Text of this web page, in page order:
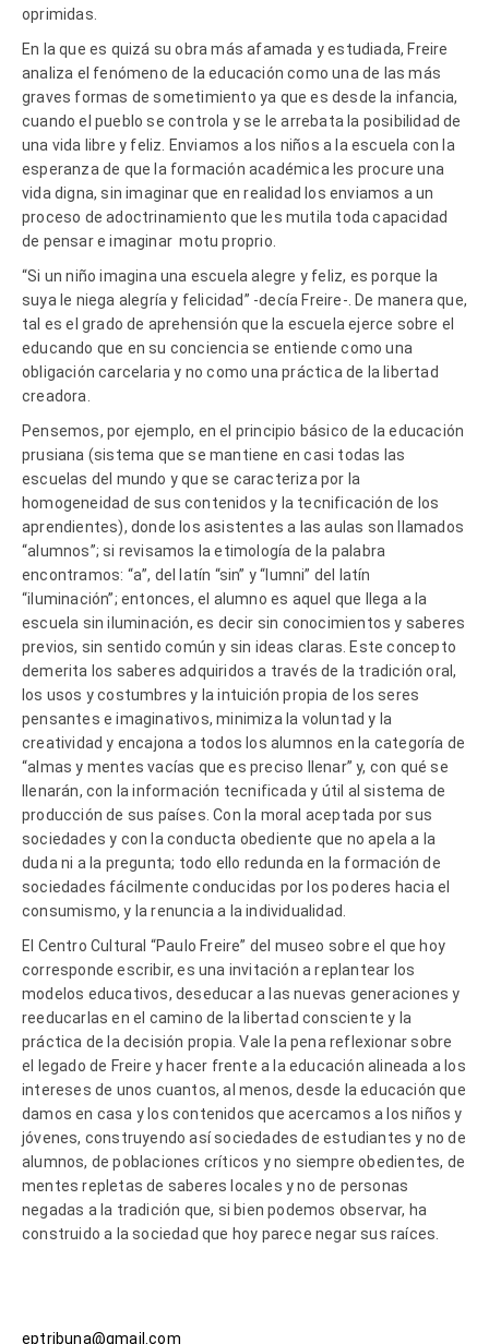
oprimidas.
En la que es quizá su obra más afamada y estudiada, Freire
analiza el fenómeno de la educación como una de las más
graves formas de sometimiento ya que es desde la infancia,
cuando el pueblo se controla y se le arrebata la posibilidad de
una vida libre y feliz. Enviamos a los niños a la escuela con la
esperanza de que la formación académica les procure una
vida digna, sin imaginar que en realidad los enviamos a un
proceso de adoctrinamiento que les mutila toda capacidad
de pensar e imaginar motu proprio.
“Si un niño imagina una escuela alegre y feliz, es porque la
suya le niega alegría y felicidad” -decía Freire-. De manera que,
tal es el grado de aprehensión que la escuela ejerce sobre el
educando que en su conciencia se entiende como una
obligación carcelaria y no como una práctica de la libertad
creadora.
Pensemos, por ejemplo, en el principio básico de la educación
prusiana (sistema que se mantiene en casi todas las
escuelas del mundo y que se caracteriza por la
homogeneidad de sus contenidos y la tecnificación de los
aprendientes), donde los asistentes a las aulas son llamados
“alumnos”; si revisamos la etimología de la palabra
encontramos: “a”, del latín “sin” y “lumni” del latín
“iluminación”; entonces, el alumno es aquel que llega a la
escuela sin iluminación, es decir sin conocimientos y saberes
previos, sin sentido común y sin ideas claras. Este concepto
demerita los saberes adquiridos a través de la tradición oral,
los usos y costumbres y la intuición propia de los seres
pensantes e imaginativos, minimiza la voluntad y la
creatividad y encajona a todos los alumnos en la categoría de
“almas y mentes vacías que es preciso llenar” y, con qué se
llenarán, con la información tecnificada y útil al sistema de
producción de sus países. Con la moral aceptada por sus
sociedades y con la conducta obediente que no apela a la
duda ni a la pregunta; todo ello redunda en la formación de
sociedades fácilmente conducidas por los poderes hacia el
consumismo, y la renuncia a la individualidad.
El Centro Cultural “Paulo Freire” del museo sobre el que hoy
corresponde escribir, es una invitación a replantear los
modelos educativos, deseducar a las nuevas generaciones y
reeducarlas en el camino de la libertad consciente y la
práctica de la decisión propia. Vale la pena reflexionar sobre
el legado de Freire y hacer frente a la educación alineada a los
intereses de unos cuantos, al menos, desde la educación que
damos en casa y los contenidos que acercamos a los niños y
jóvenes, construyendo así sociedades de estudiantes y no de
alumnos, de poblaciones críticos y no siempre obedientes, de
mentes repletas de saberes locales y no de personas
negadas a la tradición que, si bien podemos observar, ha
construido a la sociedad que hoy parece negar sus raíces.
eptribuna@gmail.com